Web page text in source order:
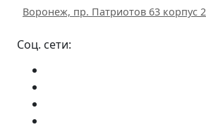
Воронеж, пр. Патриотов 63 корпус 2
Соц. сети: